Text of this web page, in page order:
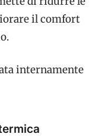
il comfort
internamente